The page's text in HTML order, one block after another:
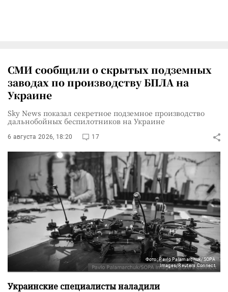
СМИ сообщили о скрытых подземных
заводах по производству БПЛА на
Украине
Sky News показал секретное подземное производство
дальнобойных беспилотников на Украине
6 августа 2026, 18:20 17
Фото: Pavlo Palamarchuk/SOPA
Images/Reuters Connect
Украинские специалисты наладили